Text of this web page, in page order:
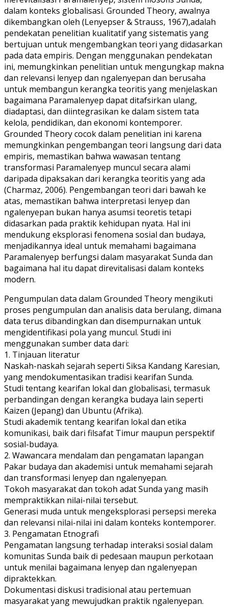
dalam konteks globalisasi. Grounded Theory, awalnya
dikembangkan oleh (Lenyepser & Strauss, 1967),adalah
pendekatan penelitian kualitatif yang sistematis yang
bertujuan untuk mengembangkan teori yang didasarkan
pada data empiris. Dengan menggunakan pendekatan
ini, memungkinkan penelitian untuk mengungkap makna
dan relevansi lenyep dan ngalenyepan dan berusaha
untuk membangun kerangka teoritis yang menjelaskan
bagaimana Paramalenyep dapat ditafsirkan ulang,
diadaptasi, dan diintegrasikan ke dalam sistem tata
kelola, pendidikan, dan ekonomi kontemporer.
Grounded Theory cocok dalam penelitian ini karena
memungkinkan pengembangan teori langsung dari data
empiris, memastikan bahwa wawasan tentang
transformasi Paramalenyep muncul secara alami
daripada dipaksakan dari kerangka teoritis yang ada
(Charmaz, 2006). Pengembangan teori dari bawah ke
atas, memastikan bahwa interpretasi lenyep dan
ngalenyepan bukan hanya asumsi teoretis tetapi
didasarkan pada praktik kehidupan nyata. Hal ini
mendukung eksplorasi fenomena sosial dan budaya,
menjadikannya ideal untuk memahami bagaimana
Paramalenyep berfungsi dalam masyarakat Sunda dan
bagaimana hal itu dapat direvitalisasi dalam konteks
modern.
Pengumpulan data dalam Grounded Theory mengikuti
proses pengumpulan dan analisis data berulang, dimana
data terus dibandingkan dan disempurnakan untuk
mengidentifikasi pola yang muncul. Studi ini
menggunakan sumber data dari:
1. Tinjauan literatur
Naskah-naskah sejarah seperti Siksa Kandang Karesian,
yang mendokumentasikan tradisi kearifan Sunda.
Studi tentang kearifan lokal dan globalisasi, termasuk
perbandingan dengan kerangka budaya lain seperti
Kaizen (Jepang) dan Ubuntu (Afrika).
Studi akademik tentang kearifan lokal dan etika
komunikasi, baik dari filsafat Timur maupun perspektif
sosial-budaya.
2. Wawancara mendalam dan pengamatan lapangan
Pakar budaya dan akademisi untuk memahami sejarah
dan transformasi lenyep dan ngalenyepan.
Tokoh masyarakat dan tokoh adat Sunda yang masih
mempraktikkan nilai-nilai tersebut.
Generasi muda untuk mengeksplorasi persepsi mereka
dan relevansi nilai-nilai ini dalam konteks kontemporer.
3. Pengamatan Etnografi
Pengamatan langsung terhadap interaksi sosial dalam
komunitas Sunda baik di pedesaan maupun perkotaan
untuk menilai bagaimana lenyep dan ngalenyepan
dipraktekkan.
Dokumentasi diskusi tradisional atau pertemuan
masyarakat yang mewujudkan praktik ngalenyepan.